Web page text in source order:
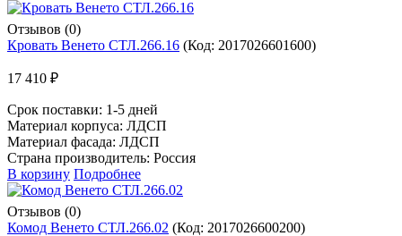
Отзывов (0)
Кровать Венето СТЛ.266.16 (Код: 2017026601600)
17 410 ₽
Срок поставки: 1-5 дней
Материал корпуса: ЛДСП
Материал фасада: ЛДСП
Страна производитель: Россия
В корзину Подробнее
Отзывов (0)
Комод Венето СТЛ.266.02 (Код: 2017026600200)